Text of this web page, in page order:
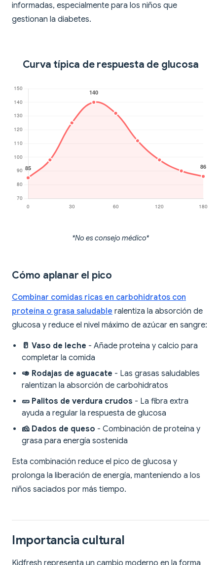
informadas, especialmente para los niños que
gestionan la diabetes.
Curva típica de respuesta de glucosa
*No es consejo médico*
Cómo aplanar el pico
Combinar comidas ricas en carbohidratos con
proteína o grasa saludable ralentiza la absorción de
glucosa y reduce el nivel máximo de azúcar en sangre:
🥛 Vaso de leche - Añade proteína y calcio para
completar la comida
🥑 Rodajas de aguacate - Las grasas saludables
ralentizan la absorción de carbohidratos
🥒 Palitos de verdura crudos - La fibra extra
ayuda a regular la respuesta de glucosa
🧀 Dados de queso - Combinación de proteína y
grasa para energía sostenida
Esta combinación reduce el pico de glucosa y
prolonga la liberación de energía, manteniendo a los
niños saciados por más tiempo.
Importancia cultural